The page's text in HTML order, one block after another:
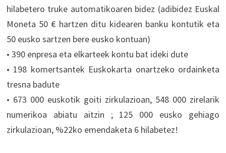
hilabetero truke automatikoaren bidez (adibidez Euskal
Moneta 50 € hartzen ditu kidearen banku kontutik eta
50 eusko sartzen bere eusko kontuan)
• 390 enpresa eta elkarteek kontu bat ideki dute
• 198 komertsantek Euskokarta onartzeko ordainketa
tresna badute
• 673 000 euskotik goiti zirkulazioan, 548 000 zirelarik
numerikoa abiatu aitzin ; 125 000 eusko gehiago
zirkulazioan, %22ko emendaketa 6 hilabetez!